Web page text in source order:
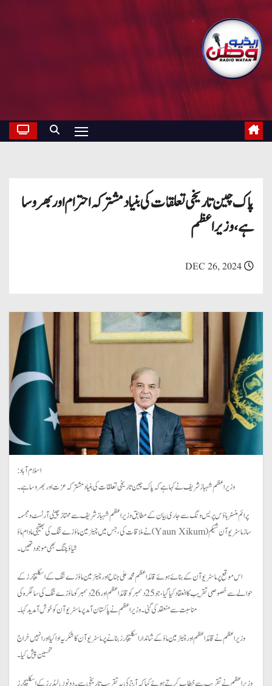
پاک چین تاریخی تعلقات کی بنیاد مشترکہ احترام اور بھروسا
ہے، وزیراعظم
DEC 26, 2024
اسلام آباد:
وزیراعظم شہباز شریف نے کہا ہے کہ پاک چین تاریخی تعلقات کی بنیاد مشترکہ عزت اور بھروسا ہے۔
پرائم منسٹر ہاؤس پریس ونگ سے جاری بیان کے مطابق وزیراعظم شہباز شریف سے ممتاز چینی آرٹسٹ و مجسمہ
ساز ماسٹر یوآن شیکم (Yaun Xikum) نے ملاقات کی، جس میں چیئرمین ماؤ زے تنگ کی بھتیجی مادام ماؤ
شیاؤ چنگ بھی موجود تھیں۔
اس موقع پر ماسٹر یوآن کے بنائے ہوئے قائد اعظم محمد علی جناح اور چیئرمین ماؤ زے تنگ کے اسکلپچرز کے
حوالے سے خصوصی تقریب کا انعقاد کیا گیا، جو 25 دسمبر کو قائد اعظم اور 26 دسمبر کو ماؤ زے تنگ کی سالگرہ کی
مناسبت سے منعقد کی گئی ۔ وزیراعظم نے پاکستان آمد پر ماسٹر یوآن کو خوش آمدید کہا ۔
وزیراعظم نے قائد اعظم اور چیئرمین ماؤ کے شاندار اسکلپچرز بنانے پر ماسٹر یوآن کا شکریہ ادا کیا اور انہیں خراج
تحسین پیش کیا ۔